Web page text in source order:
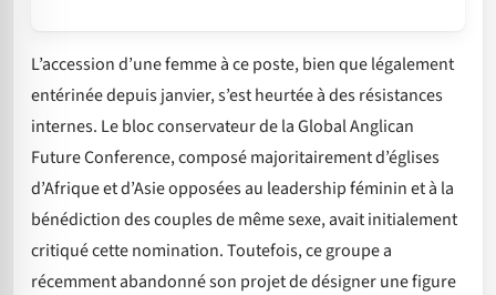
L’accession d’une femme à ce poste, bien que légalement
entérinée depuis janvier, s’est heurtée à des résistances
internes. Le bloc conservateur de la Global Anglican
Future Conference, composé majoritairement d’églises
d’Afrique et d’Asie opposées au leadership féminin et à la
bénédiction des couples de même sexe, avait initialement
critiqué cette nomination. Toutefois, ce groupe a
récemment abandonné son projet de désigner une figure